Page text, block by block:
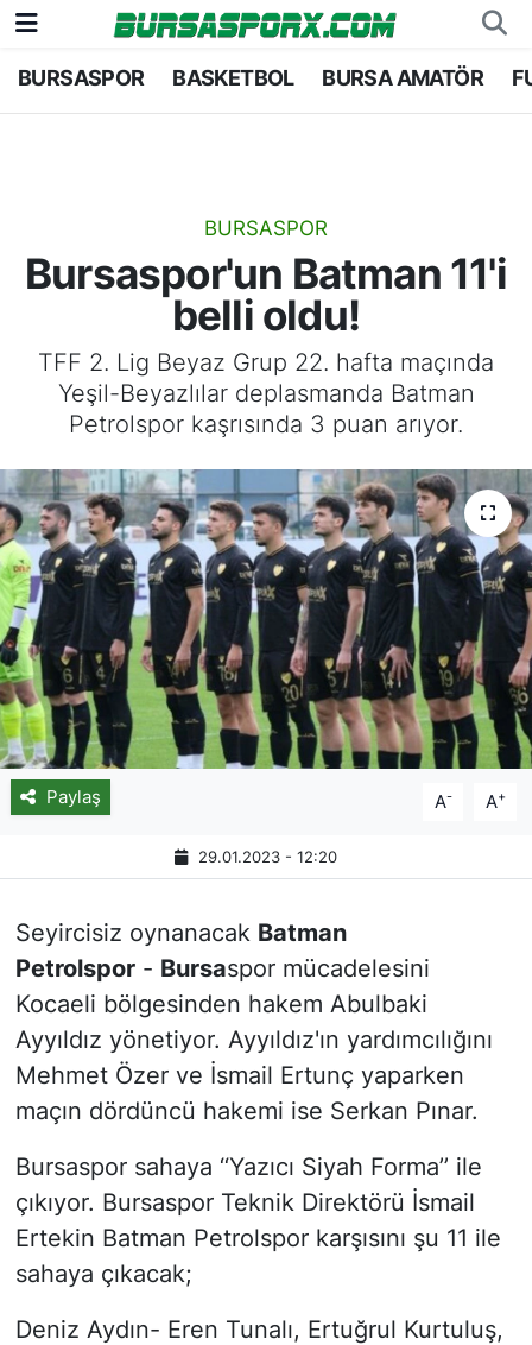
BURSASPOR BASKETBOL BURSA AMATÖR
BURSASPOR
Bursaspor'un Batman 11'i
belli oldu!
TFF 2. Lig Beyaz Grup 22. hafta maçında
Yeşil-Beyazlılar deplasmanda Batman
Petrolspor kaşrısında 3 puan arıyor.
Paylaş A- A+
29.01.2023 - 12:20
Seyircisiz oynanacak Batman
Petrolspor- Bursaspor mücadelesini
Kocaeli bölgesinden hakem Abulbaki
Ayyıldız yönetiyor. Ayyıldız'ın yardımcılığını
Mehmet Özer ve İsmail Ertunç yaparken
maçın dördüncü hakemi ise Serkan Pınar.
Bursaspor sahaya ‘‘Yazıcı Siyah Forma’’ ile
çıkıyor. Bursaspor Teknik Direktörü İsmail
Ertekin Batman Petrolspor karşısını şu 11 ile
sahaya çıkacak;
Deniz Aydın- Eren Tunalı, Ertuğrul Kurtuluş,
Bursaspor
Bursa Amatör
Voleybol
Bursa Nöbetçi Eczaneler
Bursa Trafik Yoğunluk Haritası
TFF 1.Lig Puan Durumu ve Fikstür
Tüm Manşetler
Haber Arşivi